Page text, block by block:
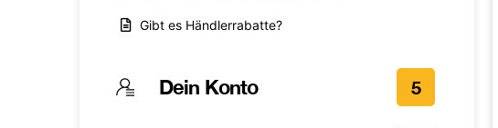
Gibt es Händlerrabatte?
Dein Konto 5